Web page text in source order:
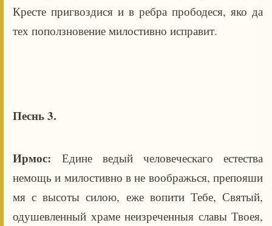
Кресте пригвоздися и в ребра прободеся, яко да
тех поползновение милостивно исправит.
Песнь 3.
Ирмос: Едине ведый человеческаго естества
немощь и милостивно в не воображься, препояши
мя с высоты силою, еже вопити Тебе, Святый,
одушевленный храме неизреченныя славы Твоея,